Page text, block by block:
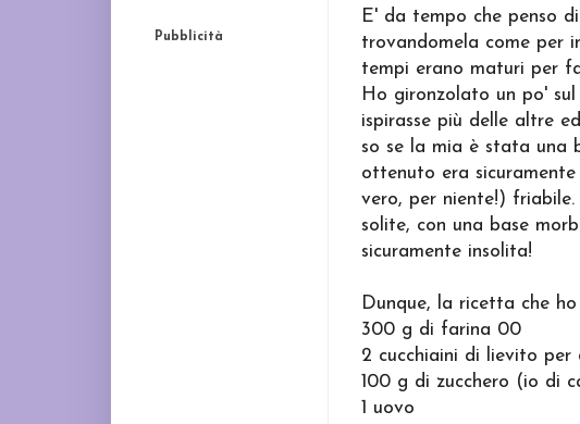
E' da tempo che penso
trovandomela come per
tempi erano maturi per
Ho gironzolato un po'
ispirasse più delle altre
so se la mia è stata una
ottenuto era
vero, per niente!)
solite, con una base
sicuramente insolita!
Dunque, la ricetta che
300 g di farina 00
2 cucchiaini di lievito per
100 g di zucchero (io di
1 uovo
Pubblicità